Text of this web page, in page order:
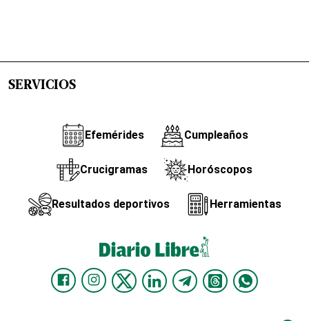
SERVICIOS
Efemérides Cumpleaños
Crucigramas Horóscopos
Resultados deportivos Herramientas